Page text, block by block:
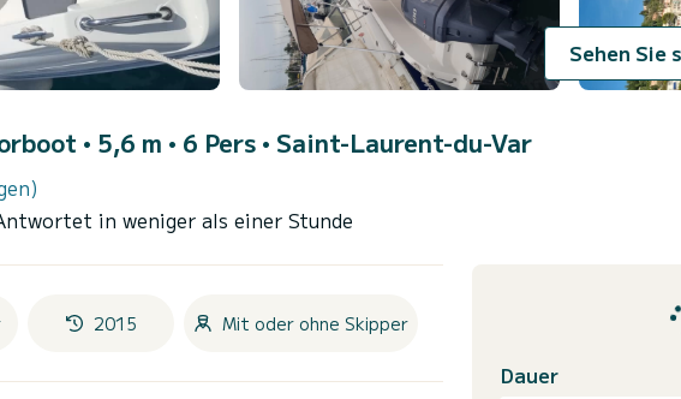
• 5,6 m • 6 Pers • Saint-Laurent-du-Var
in weniger als einer Stunde
2015 Mit oder ohne Skipper
Dauer